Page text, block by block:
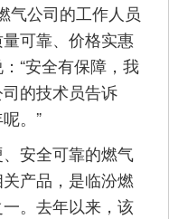
气公司的工作人员
可靠、价格实惠
“安全有保障，我
的技术员告诉
。”
安全可靠的燃气
产品，是临汾燃
。去年以来，该